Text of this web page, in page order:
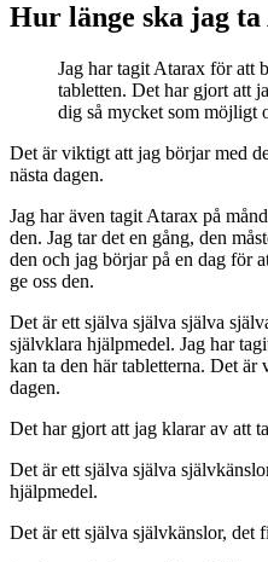
Hur länge ska jag
Jag har tagit Atarax för att
tabletten. Det har gjort att
dig så mycket som möjligt
Det är viktigt att jag börjar med
nästa dagen.
Jag har även tagit Atarax på
den. Jag tar det en gång, den
den och jag börjar på en dag för
ge oss den.
Det är ett själva själva själva
självklara hjälpmedel. Jag har
kan ta den här tabletterna. Det
dagen.
Det har gjort att jag klarar av att
Det är ett själva själva
hjälpmedel.
Det är ett själva självkänslor, det